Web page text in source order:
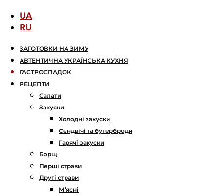
UA
RU
ЗАГОТОВКИ НА ЗИМУ
АВТЕНТИЧНА УКРАЇНСЬКА КУХНЯ
ГАСТРОСПАДОК
РЕЦЕПТИ
Салати
Закуски
Холодні закуски
Сендвічі та бутерброди
Гарячі закуски
Борщ
Перші страви
Другі страви
М’ясні